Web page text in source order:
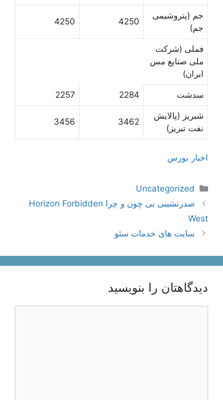
جم (پتروشیمی
جم)
4250
4250
فملی (شرکت
ملی صنایع مس
ایران)
سدشت 2284
2257
شبریز (پالایش
نفت تبریز)
3462
3456
اخبار بورس
دسته‌ها
Uncategorized
ناوبری
نوشته‌ها
صدرنشینی بی چون و چرا Horizon Forbidden
West
سایت های خدمات سئو
دیدگاهتان را بنویسید